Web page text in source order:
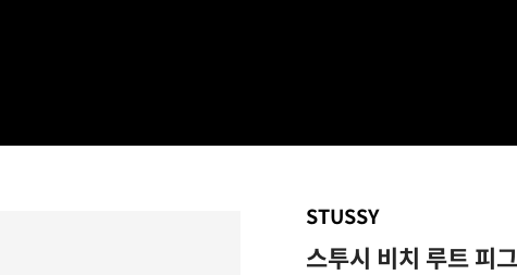
STUSSY
스투시 비치 루트 피